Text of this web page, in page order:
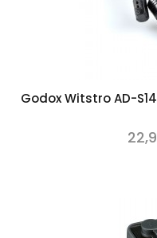
Godox Witstro AD-